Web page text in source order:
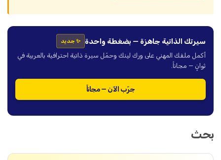
سيرتك الذاتية جاهزة — بضغطة واحدة ✨ جديد
أكمل ملفك المهني على ورك لينك وحمّل سيرة ذاتية احترافية بالعربية في
ثوانٍ — مجاناً.
جرّب الآن — مجاناً
بحث